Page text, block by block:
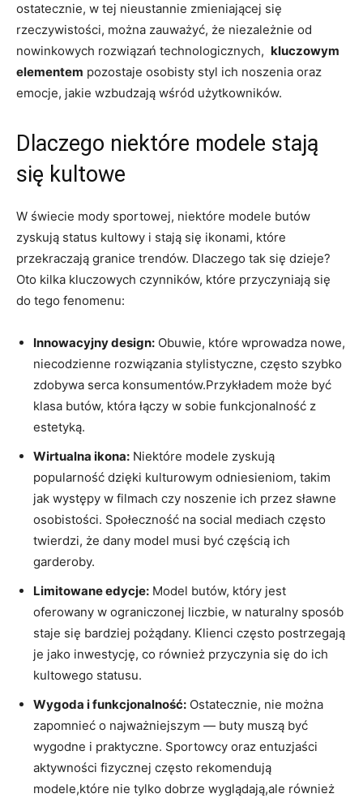
ostatecznie, w tej‌ nieustannie zmieniającej‌ się
rzeczywistości,⁤ można zauważyć, że niezależnie od
nowinkowych rozwiązań technologicznych, ⁤ kluczowym‌
elementem pozostaje osobisty styl ich‌ noszenia oraz
emocje, jakie​ wzbudzają wśród ⁣użytkowników.
Dlaczego niektóre modele stają
‍się kultowe
W ⁤świecie⁢ mody‌ sportowej,​ niektóre​ modele ​butów
zyskują ‍status ‌kultowy i stają się ikonami, które
⁢przekraczają ⁣granice⁤ trendów. Dlaczego tak się dzieje?
Oto kilka ‍kluczowych czynników,⁤ które przyczyniają się
do ⁢tego fenomenu:
Innowacyjny design: Obuwie, które ⁣wprowadza ⁤nowe,
niecodzienne rozwiązania stylistyczne, często szybko
zdobywa serca​ konsumentów.Przykładem może być
⁣klasa butów, ‌która łączy w sobie funkcjonalność z
estetyką.
Wirtualna ikona: ‌Niektóre modele zyskują
popularność dzięki‍ kulturowym odniesieniom, takim
jak występy w‍ filmach czy noszenie ich⁢ przez⁢ sławne⁤
osobistości. Społeczność ⁣na ⁢social ‍mediach często
twierdzi, że⁤ dany model‍ musi być częścią ich
⁢garderoby.
Limitowane edycje: Model butów, który jest
oferowany w ograniczonej liczbie, w ⁤naturalny ​sposób
⁣staje ⁤się bardziej ⁣pożądany.‍ Klienci często postrzegają
‍je ‍jako inwestycję, co również przyczynia się do ich
⁣kultowego​ statusu.
Wygoda i funkcjonalność: ⁣Ostatecznie, nie‍ można
zapomnieć o najważniejszym — buty muszą być
wygodne⁢ i ⁤praktyczne. Sportowcy oraz entuzjaści
aktywności fizycznej ⁣często ‌rekomendują
modele,które nie ‌tylko ⁤dobrze wyglądają,ale ⁤również